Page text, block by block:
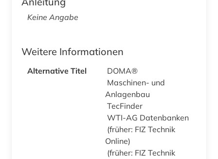
Keine Angabe
Weitere Informationen
Alternative Titel
DOMA®
Maschinen- und
Anlagenbau
TecFinder
WTI-AG Datenbanken
(früher: FIZ Technik
Online)
(früher: FIZ Technik